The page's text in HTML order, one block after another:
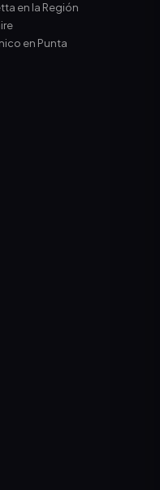
en la Región
en Punta